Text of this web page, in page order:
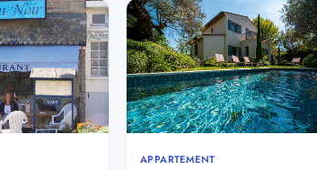
APPARTEMENT